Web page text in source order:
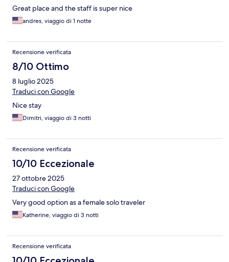
Great place and the staff is super nice
andres, viaggio di 1 notte
Recensione verificata
8/10 Ottimo
8 luglio 2025
Traduci con Google
Nice stay
Dimitri, viaggio di 3 notti
Recensione verificata
10/10 Eccezionale
27 ottobre 2025
Traduci con Google
Very good option as a female solo traveler
Katherine, viaggio di 3 notti
Recensione verificata